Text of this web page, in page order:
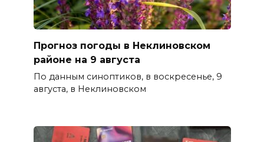
Прогноз погоды в Неклиновском
районе на 9 августа
По данным синоптиков, в воскресенье, 9
августа, в Неклиновском